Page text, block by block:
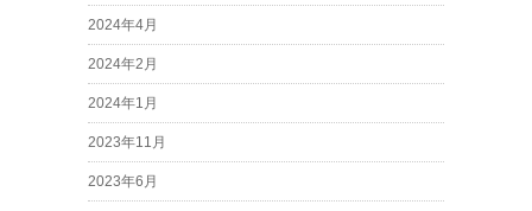
2024年4月
2024年2月
2024年1月
2023年11月
2023年6月